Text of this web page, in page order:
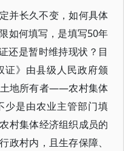
并长久不变，如何具体
如何填写，是填写50年
还是暂时维持现状？目
证》由县级人民政府颁
地所有者——农村集体
少是由农业主管部门填
村集体经济组织成员的
政村内，且生存保障、